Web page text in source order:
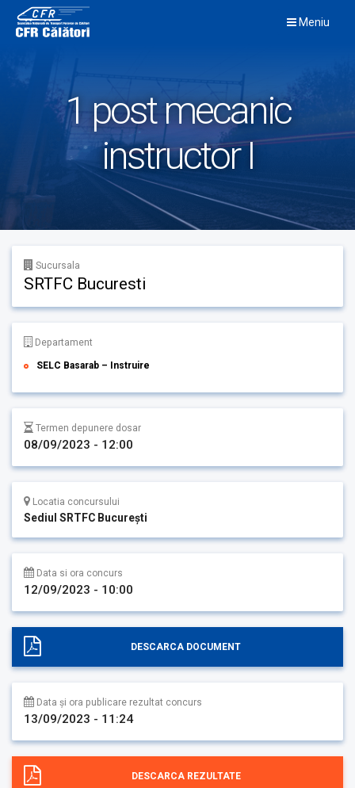
content
Meniu
1 post mecanic
instructor I
Sucursala
SRTFC Bucuresti
Departament
SELC Basarab – Instruire
Termen depunere dosar
08/09/2023 - 12:00
Locatia concursului
Sediul SRTFC București
Data si ora concurs
12/09/2023 - 10:00
DESCARCA DOCUMENT
Data și ora publicare rezultat concurs
13/09/2023 - 11:24
DESCARCA REZULTATE